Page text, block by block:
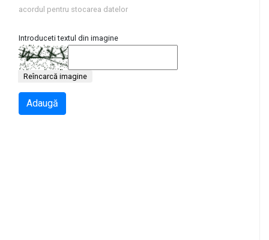
acordul pentru stocarea datelor
Introduceti textul din imagine
Reîncarcă imagine
Adaugă